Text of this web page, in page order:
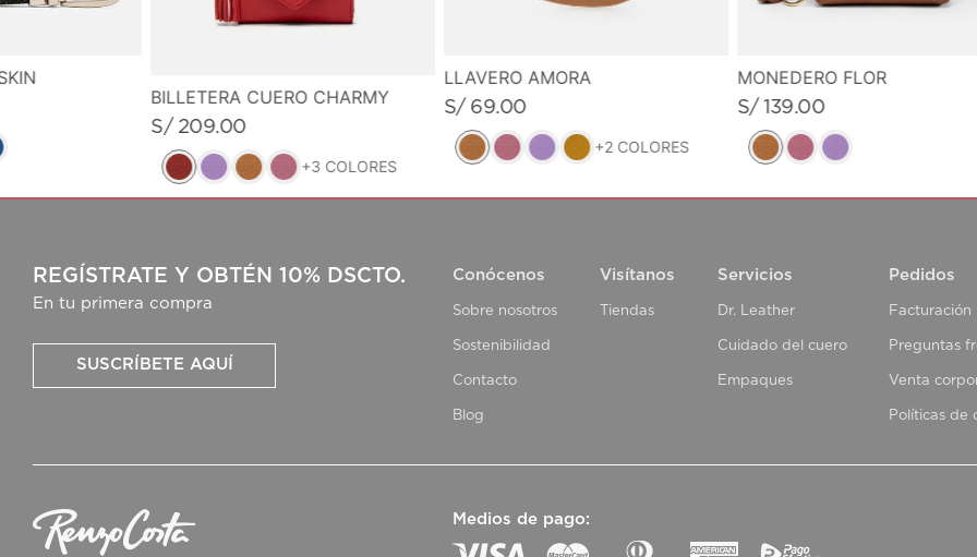
BILLETERA CUERO CHARMY
S/ 209.00
+3 COLORES
LLAVERO AMORA
S/ 69.00
+2 COLORES
MONEDERO FLOR
S/ 139.00
REGÍSTRATE Y OBTÉN 10% DSCTO.
En tu primera compra
SUSCRÍBETE AQUÍ
Conócenos
Sobre nosotros
Sostenibilidad
Contacto
Blog
Visítanos
Tiendas
Servicios
Dr. Leather
Cuidado del cuero
Empaques
Pedidos
Facturación
Preguntas
Venta
Políticas de
Medios de pago: